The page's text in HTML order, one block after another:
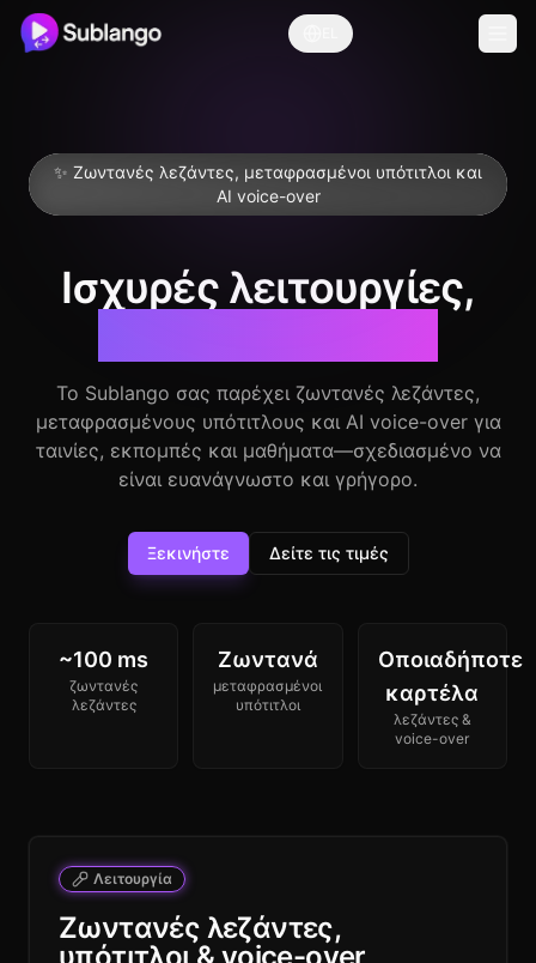
✨ Ζωντανές λεζάντες, μεταφρασμένοι υπότιτλοι και
AI voice-over
Ισχυρές λειτουργίες,
Το Sublango σας παρέχει ζωντανές λεζάντες,
μεταφρασμένους υπότιτλους και AI voice-over για
ταινίες, εκπομπές και μαθήματα—σχεδιασμένο να
είναι ευανάγνωστο και γρήγορο.
Ξεκινήστε Δείτε τις τιμές
~100 ms
ζωντανές
λεζάντες
Ζωντανά
μεταφρασμένοι
υπότιτλοι
Οποιαδήποτε
καρτέλα
λεζάντες &
voice-over
Λειτουργία
Ζωντανές λεζάντες,